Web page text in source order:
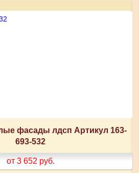
фасады лдсп Артикул 163-
693-532
от 3 652 руб.